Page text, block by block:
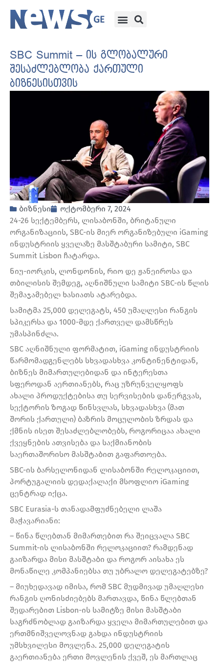
SBC Summit – ის გლობალური
შესაძლებლობა ქართული
ბიზნესისთვის
ბიზნესი
ოქტომბერი 7, 2024
24-26 სექტემბერს, ლისაბონში, ბრიტანული
ორგანიზაციის, SBC-ის მიერ ორგანიზებული iGaming
ინდუსტრიის ყველაზე მასშტაბური სამიტი, SBC
Summit Lisbon ჩატარდა.
ნიუ-იორკის, ლონდონის, რიო დე ჟანეიროსა და
თბილისის შემდეგ, აღნიშნული სამიტი SBC-ის წლის
შემაჯამებელ ხასიათს ატარებდა.
სამიტმა 25,000 დელეგატს, 450 უმაღლესი რანგის
სპიკერსა და 1000-მდე ქართველ დამსწრეს
უმასპინძლა.
SBC აღნიშნული ფორმატით, iGaming ინდუსტრიის
წარმომადგენლებს სხვადასხვა კონტინენტიდან,
ბიზნეს მიმართულებიდან და ინტერესთა
სფეროდან აერთიანებს, რაც უზრუნველყოფს
ახალი პროდუქტებისა თუ სერვისების დანერგვას,
სექტორის ზოგად წინსვლას, სხვადასხვა (მათ
შორის ქართული) ბაზრის მოცულობის ზრდას და
ქმნის ისეთ შესაძლებლობებს, როგორიცაა ახალი
ქვეყნების ათვისება და საქმიანობის
საერთაშორისო მასშტაბით გაფართოება.
SBC-ის ბარსელონიდან ლისაბონში რელოკაციით,
პორტუგალიის დედაქალაქი მსოფლიო iGaming
ცენტრად იქცა.
SBC Eurasia-ს თანადამფუძნებელი ლაშა
მაჭავარიანი:
– წინა წლებთან მიმართებით რა შეიცვალა SBC
Summit-ის ლისაბონში რელოკაციით? რამდენად
გაიზარდა მისი მასშტაბი და როგორ აისახა ეს
მონაწილე კომპანიებსა თუ უბრალო დელეგატებზე?
– მიუხედავად იმისა, რომ SBC მუდმივად უმაღლესი
რანგის ღონისძიებებს მართავდა, წინა წლებთან
შედარებით Lisbon-ის სამიტზე მისი მასშტაბი
საგრძნობლად გაიზარდა ყველა მიმართულებით და
ერთმნიშველოვნად გახდა ინდუსტრიის
უმსხვილესი მოვლენა. 25,000 დელეგატის
გაერთიანება ერთი მოვლენის ქვეშ, ეს მართლაც